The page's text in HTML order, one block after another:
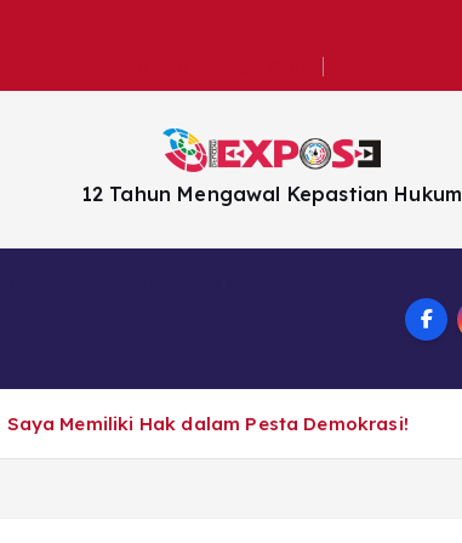
12 Tahun Mengawal Kepastian Hukum
Memiliki Hak dalam Pesta Demokrasi!